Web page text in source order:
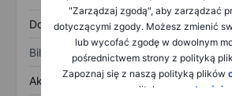
"Zarządzaj zgodą", aby zarządzać
dotyczącymi zgody. Możesz zmienić
lub wycofać zgodę w dowolnym
pośrednictwem strony z polityką
Zapoznaj się z naszą polityką plików
polityką
prywatności
Dochód netto
Bilans
Aktywa ogółem